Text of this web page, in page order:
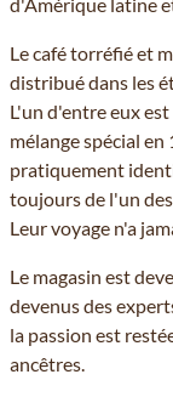
Le café torréfié et
distribué dans les
L'un d'entre eux
mélange spécial
pratiquement
toujours de l'un
Leur voyage n'a
Le magasin est
devenus des
la passion est
ancêtres.